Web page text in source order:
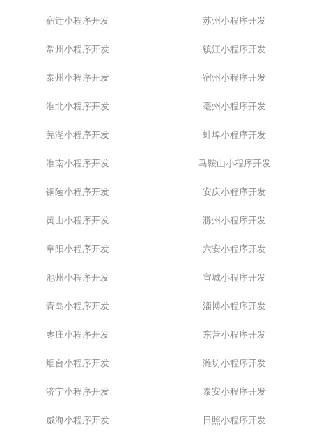
宿迁小程序开发 苏州小程序开发
常州小程序开发 镇江小程序开发
泰州小程序开发 宿州小程序开发
淮北小程序开发 亳州小程序开发
芜湖小程序开发 蚌埠小程序开发
淮南小程序开发 马鞍山小程序开发
铜陵小程序开发 安庆小程序开发
黄山小程序开发 滁州小程序开发
阜阳小程序开发 六安小程序开发
池州小程序开发 宣城小程序开发
青岛小程序开发 淄博小程序开发
枣庄小程序开发 东营小程序开发
烟台小程序开发 潍坊小程序开发
济宁小程序开发 泰安小程序开发
威海小程序开发 日照小程序开发